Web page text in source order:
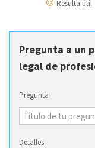
Resulta útil
Pregunta a un
legal de
Pregunta
Detalles